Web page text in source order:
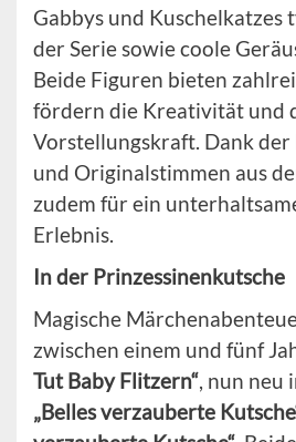
Gabbys und Kuschelkatzes
der Serie sowie coole
Beide Figuren bieten
fördern die Kreativität und
Vorstellungskraft. Dank
und Originalstimmen aus
zudem für ein
Erlebnis.
In der Prinzessinenkutsche
Magische
zwischen einem und fünf
Tut Baby Flitzern“, nun neu
„Belles verzauberte